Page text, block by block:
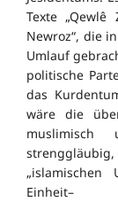
Texte „Qewlê
Newroz“, die
Umlauf
politische
das
wäre die
„islamischen